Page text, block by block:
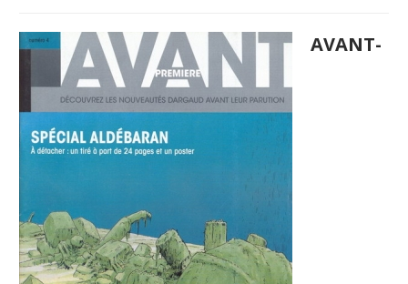
AVANT-